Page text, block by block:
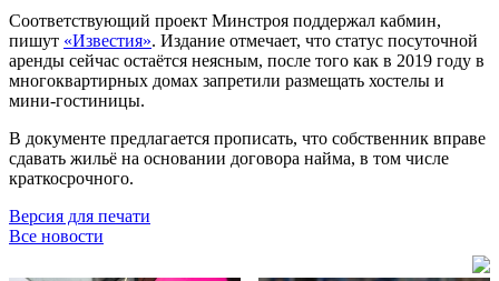
Соответствующий проект Минстроя поддержал кабмин,
пишут «Известия». Издание отмечает, что статус посуточной
аренды сейчас остаётся неясным, после того как в 2019 году в
многоквартирных домах запретили размещать хостелы и
мини-гостиницы.
В документе предлагается прописать, что собственник вправе
сдавать жильё на основании договора найма, в том числе
краткосрочного.
Версия для печати
Все новости